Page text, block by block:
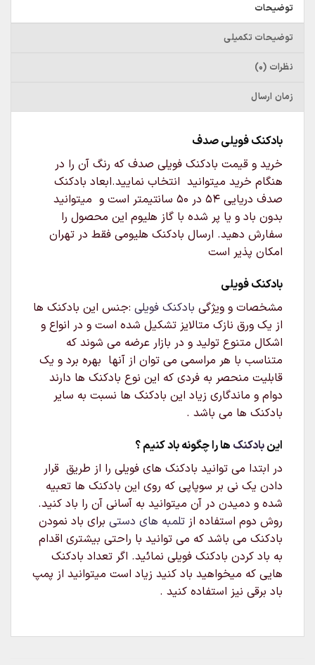
توضیحات
توضیحات تکمیلی
نظرات (0)
زمان ارسال
بادکنک فویلی صدف
خرید و قیمت بادکنک فویلی صدف که رنگ آن را در
هنگام خرید میتوانید انتخاب نمایید.ابعاد بادکنک
صدف دریایی ۵۴ در ۵۰ سانتیمتر است و میتوانید
بدون باد و یا پر شده با گاز هلیوم این محصول را
سفارش دهید. ارسال بادکنک هلیومی فقط در تهران
امکان پذیر است
بادکنک فویلی
مشخصات و ویژگی بادکنک فویلی :جنس این بادکنک ها
از یک ورق نازک متالایز تشکیل شده است و در انواع و
اشکال متنوع تولید و در بازار عرضه می شوند که
متناسب با هر مراسمی می توان از آنها بهره برد و یک
قابلیت منحصر به فردی که این نوع بادکنک ها دارند
دوام و ماندگاری زیاد این بادکنک ها نسبت به سایر
بادکنک ها می باشد .
اینبادکنک ها را چگونه باد کنیم ؟
در ابتدا می توانید بادکنک های فویلی را از طریق قرار
دادن یک نی بر سوپاپی که روی این بادکنک ها تعبیه
شده و دمیدن در آن میتوانید به آسانی آن را باد کنید.
روش دوم استفاده از تلمبه های دستی برای باد نمودن
بادکنک می باشد که می توانید با راحتی بیشتری اقدام
به باد کردن بادکنک فویلی نمائید. اگر تعداد بادکنک
هایی که میخواهید باد کنید زیاد است میتوانید از پمپ
باد برقی نیز استفاده کنید .